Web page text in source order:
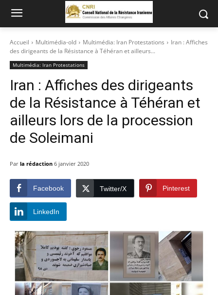
Accueil Multimédia-old Multimédia: Iran Protestations
Iran : Affiches
des dirigeants de la Résistance à Téhéran et ailleurs...
Multimédia: Iran Protestations
Iran : Affiches des dirigeants
de la Résistance à Téhéran et
ailleurs lors de la procession
de Soleimani
Par la rédaction 6 janvier 2020
Facebook Twitter/X Pinterest
LinkedIn